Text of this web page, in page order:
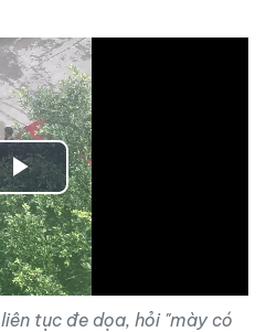
Play
Video
tục đe dọa, hỏi "mày có